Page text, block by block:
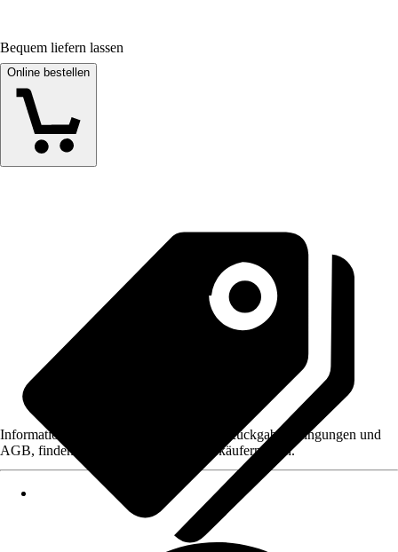
Bequem liefern lassen
Online bestellen
Informationen des Verkäufers, wie z. B. Rückgabebedingungen und
AGB, finden Sie bei Klick auf den Verkäufernamen.